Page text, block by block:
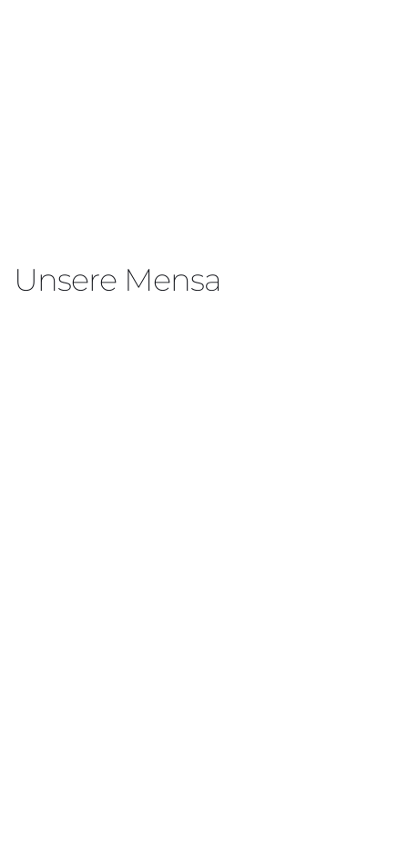
Unsere Mensa